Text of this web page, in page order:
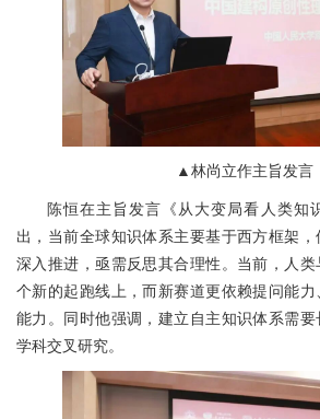
▲林尚立作主旨发言
陈恒在主旨发言《从大变局看人类知
出，当前全球知识体系主要基于西方框架
深入推进，亟需反思其合理性。当前，人
个新的起跑线上，而新赛道更依赖提问能
能力。同时他强调，建立自主知识体系需
学科交叉研究。